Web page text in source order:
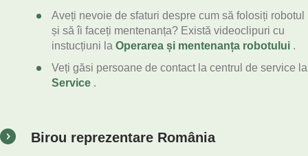
Aveți nevoie de sfaturi despre cum să folosiți robotul
și să îi faceți mentenanța? Există videoclipuri cu
instucțiuni la Operarea și mentenanța robotului .
Veți găsi persoane de contact la centrul de service la
Service .
Birou reprezentare România